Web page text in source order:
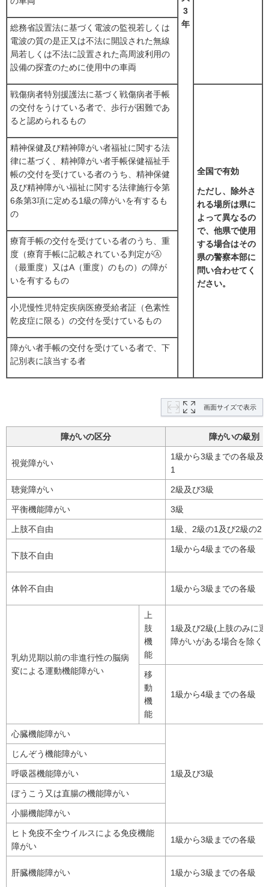
3
年
総務省設置法に基づく電波の監視若しくは
電波の質の是正又は不法に開設された無線
局若しくは不法に設置された高周波利用の
設備の探査のために使用中の車両
戦傷病者特別援護法に基づく戦傷病者手帳
の交付をうけている者で、歩行が困難であ
ると認められるもの
全国で有効
ただし、除外さ
れる場所は県に
よって異なるの
で、他県で使用
する場合はその
県の警察本部に
問い合わせてく
ださい。
精神保健及び精神障がい者福祉に関する法
律に基づく、精神障がい者手帳保健福祉手
帳の交付を受けている者のうち、精神保健
及び精神障がい福祉に関する法律施行令第
6条第3項に定める1級の障がいを有するも
の
療育手帳の交付を受けている者のうち、重
度（療育手帳に記載されている判定がⒶ
（最重度）又はA（重度）のもの）の障が
いを有するもの
小児慢性児特定疾病医療受給者証（色素性
乾皮症に限る）の交付を受けているもの
障がい者手帳の交付を受けている者で、下
記別表に該当する者
画面サイズで表示
障がいの区分 障がいの級別
視覚障がい
1級から3級までの各級及
1
聴覚障がい 2級及び3級
平衡機能障がい 3級
上肢不自由 1級、2級の1及び2級の2
下肢不自由
1級から4級までの各級
体幹不自由 1級から3級までの各級
乳幼児期以前の非進行性の脳病
変による運動機能障がい
上
肢
機
能
1級及び2級(上肢のみに
障がいがある場合を除く)
移
動
機
能
1級から4級までの各級
心臓機能障がい
1級及び3級
じんぞう機能障がい
呼吸器機能障がい
ぼうこう又は直腸の機能障がい
小腸機能障がい
ヒト免疫不全ウイルスによる免疫機能
障がい
1級から3級までの各級
肝臓機能障がい 1級から3級までの各級